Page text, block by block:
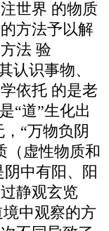
世界 的物质
方法予以解
法 验
认识事物、
依托 的是老
“道”生化出
“万物负阴
（虚性物质和
中有阳、阳
静观玄览
境中观察的方